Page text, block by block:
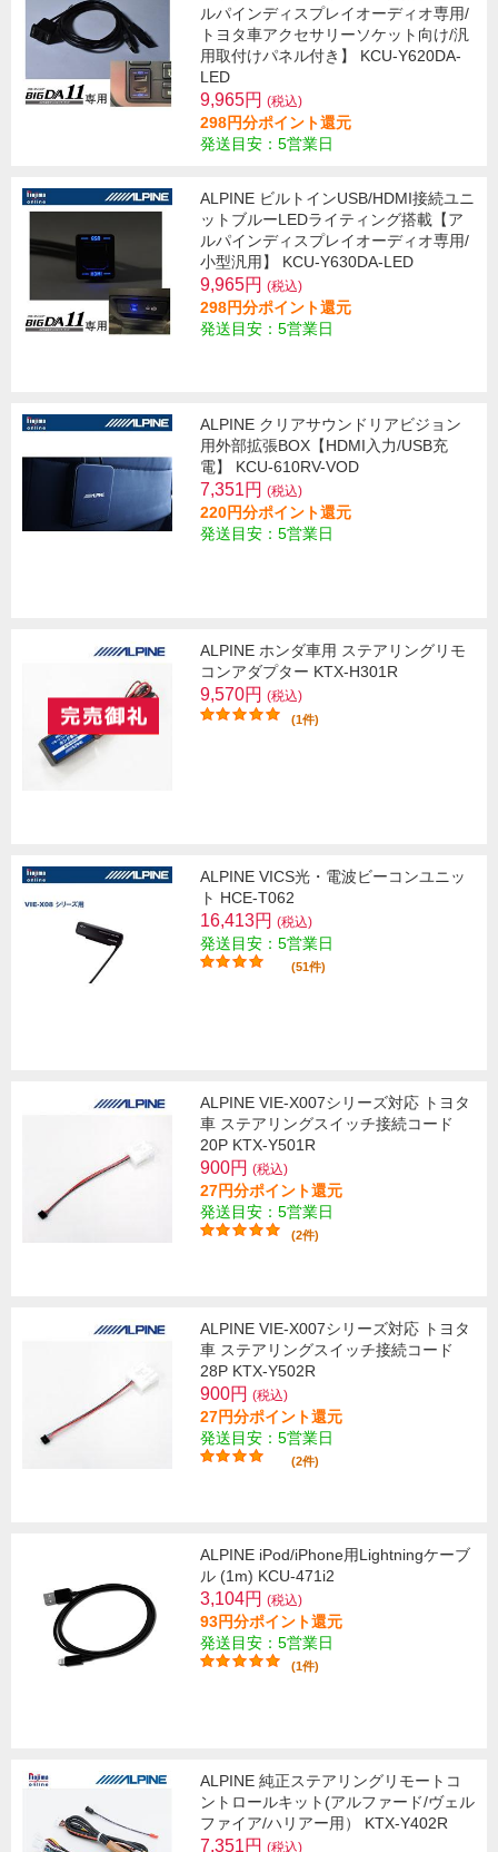
ルパインディスプレイオーディオ専用/
トヨタ車アクセサリーソケット向け/汎
用取付けパネル付き】 KCU-Y620DA-
LED
9,965円 (税込)
298円分ポイント還元
発送目安：5営業日
ALPINE ビルトインUSB/HDMI接続ユニ
ットブルーLEDライティング搭載【ア
ルパインディスプレイオーディオ専用/
小型汎用】 KCU-Y630DA-LED
9,965円 (税込)
298円分ポイント還元
発送目安：5営業日
ALPINE クリアサウンドリアビジョン
用外部拡張BOX【HDMI入力/USB充
電】 KCU-610RV-VOD
7,351円 (税込)
220円分ポイント還元
発送目安：5営業日
ALPINE ホンダ車用 ステアリングリモ
コンアダプター KTX-H301R
9,570円 (税込)
(1件)
ALPINE VICS光・電波ビーコンユニッ
ト HCE-T062
16,413円 (税込)
発送目安：5営業日
(51件)
ALPINE VIE-X007シリーズ対応 トヨタ
車 ステアリングスイッチ接続コード
20P KTX-Y501R
900円 (税込)
27円分ポイント還元
発送目安：5営業日
(2件)
ALPINE VIE-X007シリーズ対応 トヨタ
車 ステアリングスイッチ接続コード
28P KTX-Y502R
900円 (税込)
27円分ポイント還元
発送目安：5営業日
(2件)
ALPINE iPod/iPhone用Lightningケーブ
ル (1m) KCU-471i2
3,104円 (税込)
93円分ポイント還元
発送目安：5営業日
(1件)
ALPINE 純正ステアリングリモートコ
ントロールキット(アルファード/ヴェル
ファイア/ハリアー用） KTX-Y402R
7,351円 (税込)